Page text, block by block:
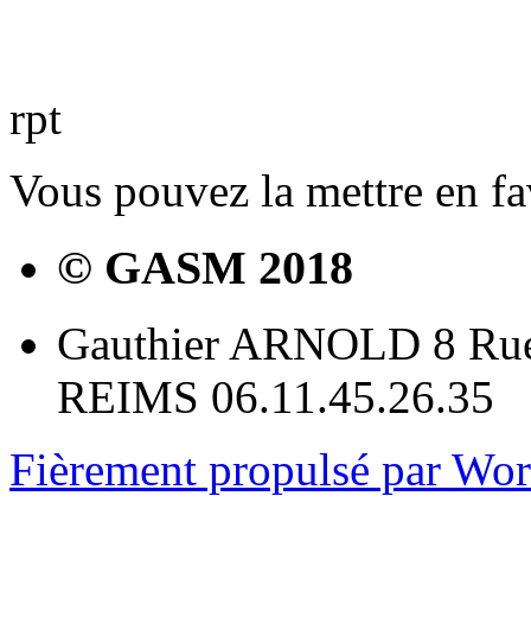
rpt
Vous pouvez la mettre en
© GASM 2018
Gauthier ARNOLD 8
REIMS 06.11.45.26.35
Fièrement propulsé par